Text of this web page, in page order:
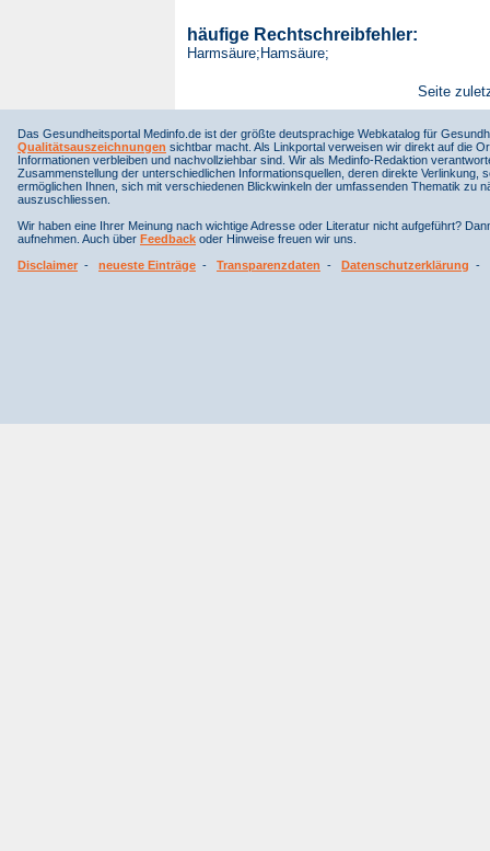
häufige Rechtschreibfehler:
Harmsäure;Hamsäure;
Seite
Das Gesundheitsportal Medinfo.de ist der größte deutsprachige Webkatalog für
Qualitätsauszeichnungen sichtbar macht. Als Linkportal verweisen wir direkt auf die
Informationen verbleiben und nachvollziehbar sind. Wir als Medinfo-Redaktion
Zusammenstellung der unterschiedlichen Informationsquellen, deren direkte
ermöglichen Ihnen, sich mit verschiedenen Blickwinkeln der umfassenden Thematik
auszuschliessen.
Wir haben eine Ihrer Meinung nach wichtige Adresse oder Literatur nicht aufgeführt?
aufnehmen. Auch über Feedback oder Hinweise freuen wir uns.
Disclaimer - neueste Einträge - Transparenzdaten - Datenschutzerklärung -